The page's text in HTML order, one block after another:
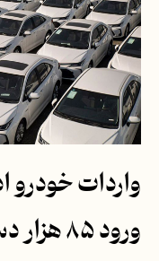
واردات خودرو
ورود ۸۵ هزار دستگاه تا پایان سال